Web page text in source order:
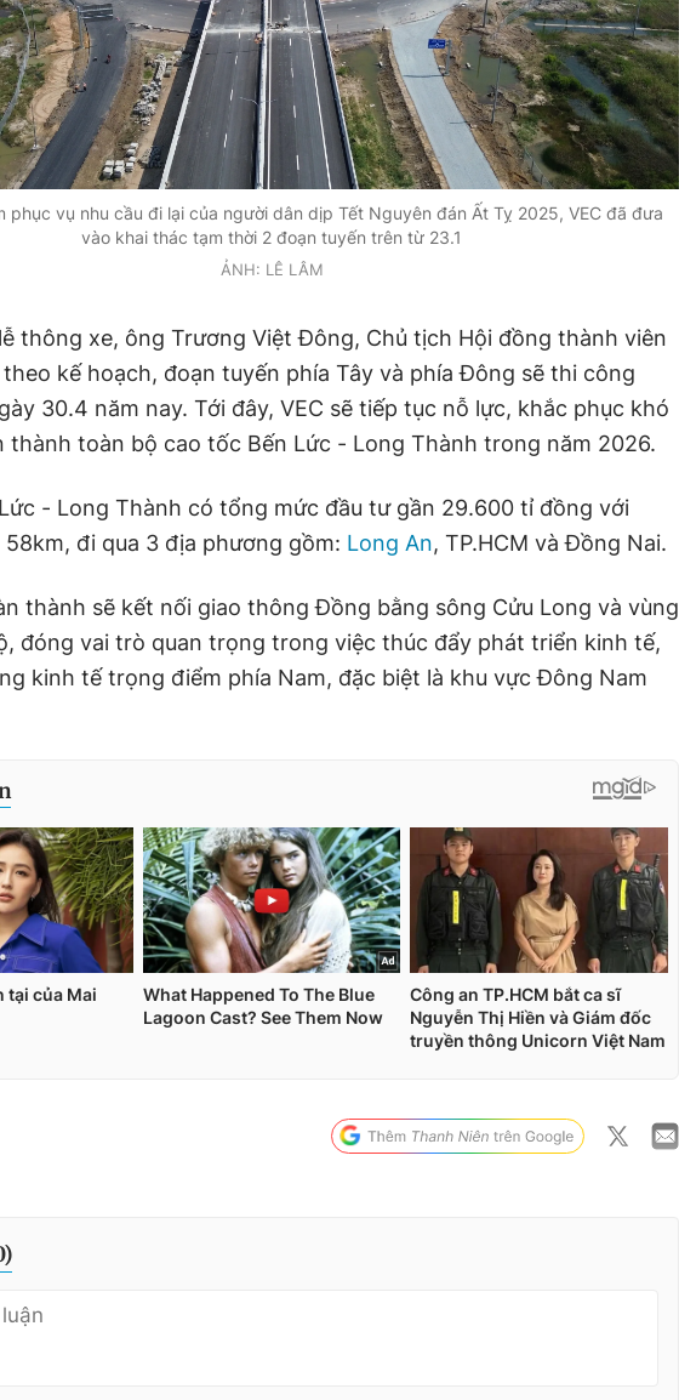
phục vụ nhu cầu đi lại của người dân dịp Tết Nguyên đán Ất Tỵ 2025, VEC đã đưa
vào khai thác tạm thời 2 đoạn tuyến trên từ 23.1
ẢNH: LÊ LÂM
thông xe, ông Trương Việt Đông, Chủ tịch Hội đồng thành viên
kế hoạch, đoạn tuyến phía Tây và phía Đông sẽ thi công
30.4 năm nay. Tới đây, VEC sẽ tiếp tục nỗ lực, khắc phục khó
thành toàn bộ cao tốc Bến Lức - Long Thành trong năm 2026.
- Long Thành có tổng mức đầu tư gần 29.600 tỉ đồng với
58km, đi qua 3 địa phương gồm: Long An, TP.HCM và Đồng Nai.
thành sẽ kết nối giao thông Đồng bằng sông Cửu Long và vùng
đóng vai trò quan trọng trong việc thúc đẩy phát triển kinh tế,
kinh tế trọng điểm phía Nam, đặc biệt là khu vực Đông Nam
)